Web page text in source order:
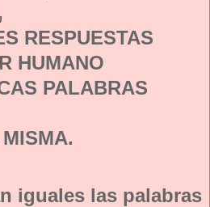
RESPUESTAS
HUMANO
PALABRAS
iguales las palabras